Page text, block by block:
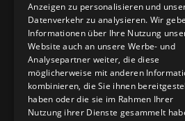
KONTAKTE
091 608 11
079 127 20
Anzeigen zu personalisieren und
Datenverkehr zu analysieren. Wir
Informationen über Ihre Nutzung
Website auch an unsere Werbe- und
Analysepartner weiter, die diese
möglicherweise mit anderen
kombinieren, die Sie ihnen
haben oder die sie im Rahmen Ihrer
Nutzung ihrer Dienste gesammelt